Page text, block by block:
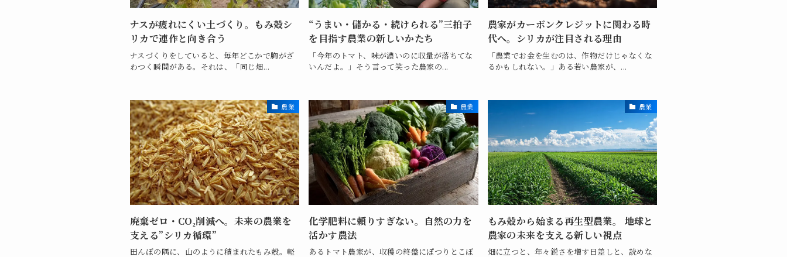
ナスが疲れにくい土づくり。もみ殻シ
リカで連作と向き合う
ナスづくりをしていると、毎年どこかで胸がざ
わつく瞬間がある。それは、「同じ畑...
“うまい・儲かる・続けられる”三拍子
を目指す農業の新しいかたち
「今年のトマト、味が濃いのに収量が落ちてな
いんだよ。」そう言って笑った農家の...
農家がカーボンクレジットに関わる時
代へ。シリカが注目される理由
「農業でお金を生むのは、作物だけじゃなくな
るかもしれない。」ある若い農家が、...
農業
廃棄ゼロ・CO₂削減へ。未来の農業を
支える”シリカ循環”
田んぼの隅に、山のように積まれたもみ殻。軽
農業
化学肥料に頼りすぎない。自然の力を
活かす農法
あるトマト農家が、収穫の終盤にぽつりとこぼ
農業
もみ殻から始まる再生型農業。 地球と
農家の未来を支える新しい視点
畑に立つと、年々鋭さを増す日差しと、読めな